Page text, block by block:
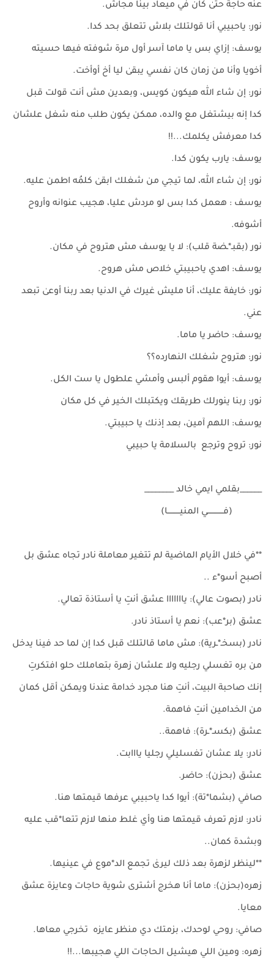
عنه حاجة حتىٰ كان في ميعاد بينا مجاش.
نور: ياحبيبي أنا قولتلك بلاش تتعلق بحد كدا.
يوسف: إزاي بس يا ماما آسر أول مرة شوفته فيها حسيته
أخويا وأنا من زمان كان نفسي يبقىٰ ليا أخ أوأخت.
نور: إن شاء ﷲ هيكون كويس، وبعدين مش أنت قولت قبل
كدا إنه بيشتغل مع والده، ممكن يكون طلب منه شغل علشان
كدا معرفش يكلمك...!!
يوسف: يارب يكون كدا.
نور: إن شاء الله، لما تيجي من شغلك ابقىٰ كلمُه اطمن عليه.
يوسف : هعمل كدا بس لو مردش عليا، هجيب عنوانه وأروح
أشوفه.
نور (بقبـ*ـضة قلب): لا يا يوسف مش هتروح في مكان.
يوسف: اهدي ياحبيبتي خلاص مش هروح.
نور: خايفة عليك، أنا مليش غيرك في الدنيا بعد ربنا أوعىٰ تبعد
عني.
يوسف: حاضر يا ماما.
نور: هتروح شغلك النهارده؟؟
يوسف: أيوا هقوم ألبس وأمشي علطول يا ست الكل.
نور: ربنا ينورلك طريقك ويكتبلك الخير في كل مكان
يوسف: اللهم آمين، بعد إذنك يا حبيبتي.
نور: تروح وترجع بالسلامة يا حبيبي
______بقلمي ايمي خالد ________
(فـــــــــــــي المنيــــــــــا)
**في خلال الأيام الماضية لم تتغير معاملة نادر تجاه عشق بل
أصبح أسو*ء ..
نادر (بصوت عالي): يااااااا عشق أنتِ يا أستاذة تعالي.
عشق (بر*عب): نعم يا أستاذ نادر.
نادر (بسخـ*ـرية): مش ماما قالتلك قبل كدا إن لما حد فينا يدخل
من بره تغسلي رجليه ولا علشان زهرة بتعاملك حلو افتكرتِ
إنك صاحبة البيت، أنتِ هنا مجرد خدامة عندنا ويمكن أقل كمان
من الخدامين أنتِ فاهمة.
عشق (بكسـ*ـرة): فاهمة..
نادر: يلا عشان تغسليلي رجليا يااابت.
عشق (بحزن): حاضر.
صافي (بشما*تة): أيوا كدا ياحبيبي عرفها قيمتها هنا.
نادر: لازم تعرف قيمتها هنا وأي غلط منها لازم تتعا*قب عليه
وبشدة كمان..
**لينظر لزهرة بعد ذلك ليرىٰ تجمع الد*موع في عينيها.
زهره(بحزن): ماما أنا هخرج أشترى شوية حاجات وعايزة عشق
معايا.
صافي: روحي لوحدك، بزمتك دي منظر عايزه تخرجي معاها.
زهره: ومين اللي هيشيل الحاجات اللي هجيبها...!!